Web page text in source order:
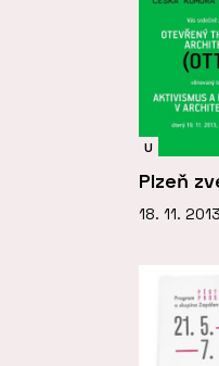
U
Plzeň
18. 11. 2013